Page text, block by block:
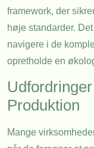
framework, der
høje standarder.
navigere i de
opretholde en
Produktion
Mange